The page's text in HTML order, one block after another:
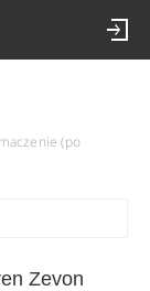
(po
Zevon